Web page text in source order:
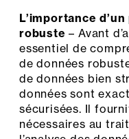
L’importance
robuste– Avant
essentiel de
de données
de données bien
données sont
sécurisées. Il
nécessaires au